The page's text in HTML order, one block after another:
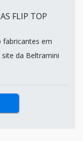
FLIP TOP
fabricantes em
da Beltramini